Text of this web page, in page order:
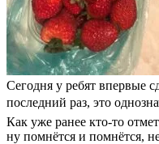
Сегодня у ребят впервые
последний раз, это
Как уже ранее кто-то
ну помнётся и помнётся,